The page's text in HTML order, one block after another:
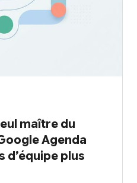
maître du
Agenda
d’équipe plus